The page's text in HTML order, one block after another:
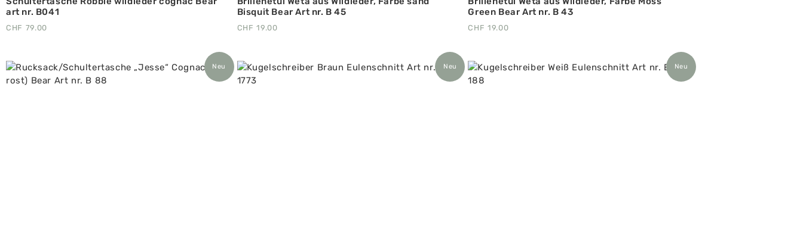
art nr. B041
CHF 79.00
Bisquit Bear Art nr. B 45
CHF 19.00
Green Bear Art nr. B 43
CHF 19.00
Neu Neu Neu